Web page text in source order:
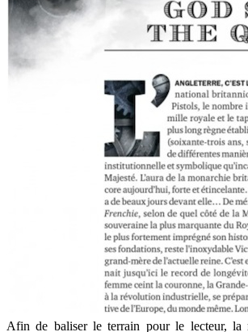
Afin de baliser le terrain pour le lecteur, la